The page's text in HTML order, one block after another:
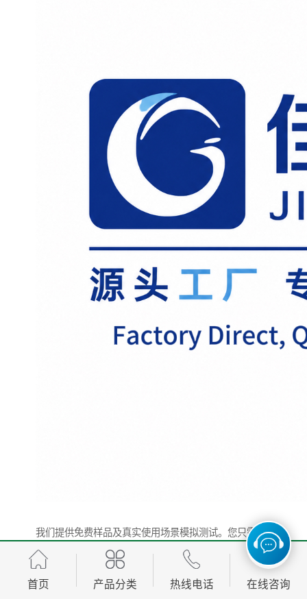
我们提供免费样品及真实使用场景模拟测试。您只需将
铝卷样品寄来，我们会贴上的保护膜，模拟搬运、堆
首页 产品分类 热线电话 在线咨询